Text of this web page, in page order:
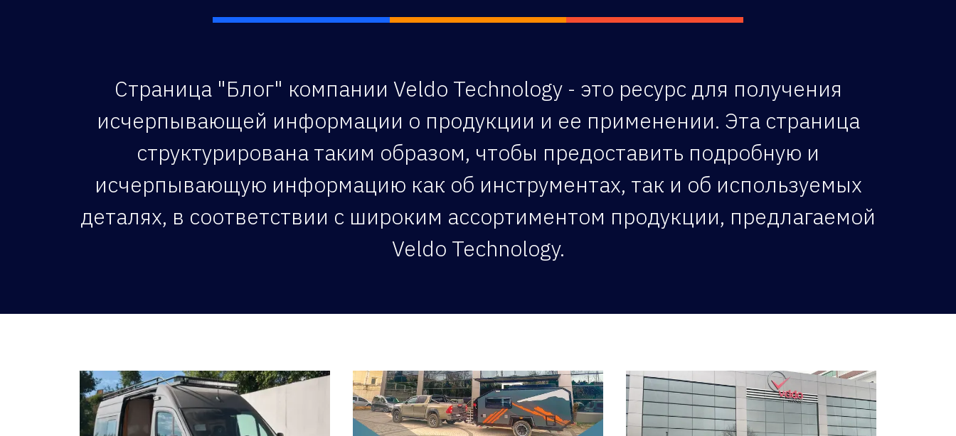
Страница "Блог" компании Veldo Technology - это ресурс для получения
исчерпывающей информации о продукции и ее применении. Эта страница
структурирована таким образом, чтобы предоставить подробную и
исчерпывающую информацию как об инструментах, так и об используемых
деталях, в соответствии с широким ассортиментом продукции, предлагаемой
Veldo Technology.